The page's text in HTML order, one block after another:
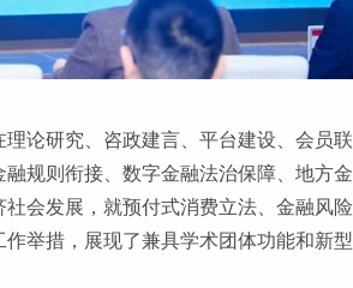
论研究、咨政建言、平台建设、会员
规则衔接、数字金融法治保障、地方
会发展，就预付式消费立法、金融风
举措，展现了兼具学术团体功能和新